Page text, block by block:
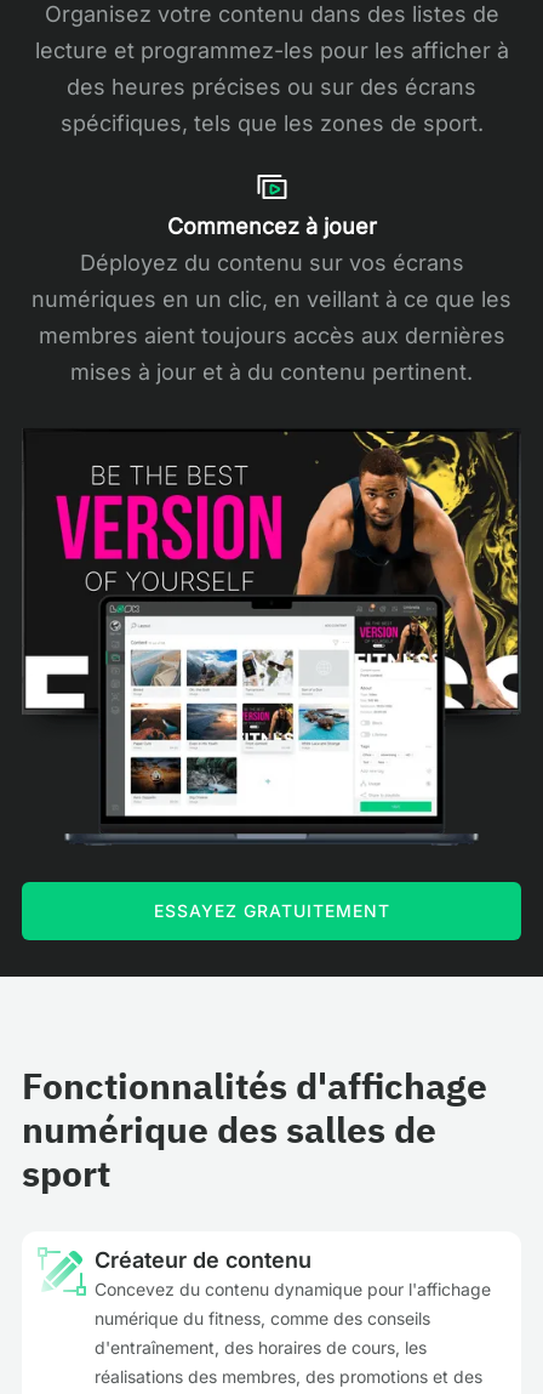
Organisez votre contenu dans des listes de
lecture et programmez-les pour les afficher à
des heures précises ou sur des écrans
spécifiques, tels que les zones de sport.
Commencez à jouer
Déployez du contenu sur vos écrans
numériques en un clic, en veillant à ce que les
membres aient toujours accès aux dernières
mises à jour et à du contenu pertinent.
ESSAYEZ GRATUITEMENT
Fonctionnalités d'affichage
numérique des salles de
sport
Créateur de contenu
Concevez du contenu dynamique pour l'affichage
numérique du fitness, comme des conseils
d'entraînement, des horaires de cours, les
réalisations des membres, des promotions et des